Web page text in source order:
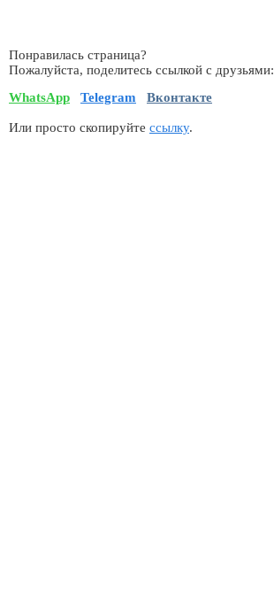
Понравилась страница?
Пожалуйста, поделитесь ссылкой с друзьями:
WhatsApp
Telegram Вконтакте
Или просто скопируйте ссылку.